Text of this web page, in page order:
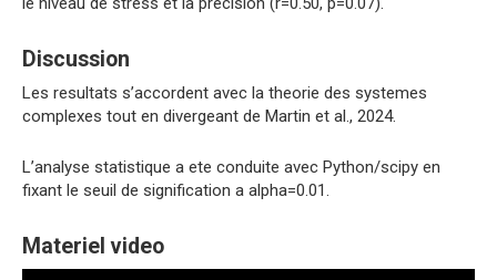
Discussion
Les resultats s’accordent avec la theorie des systemes
complexes tout en divergeant de Martin et al., 2024.
L’analyse statistique a ete conduite avec Python/scipy en
fixant le seuil de signification a alpha=0.01.
Materiel video